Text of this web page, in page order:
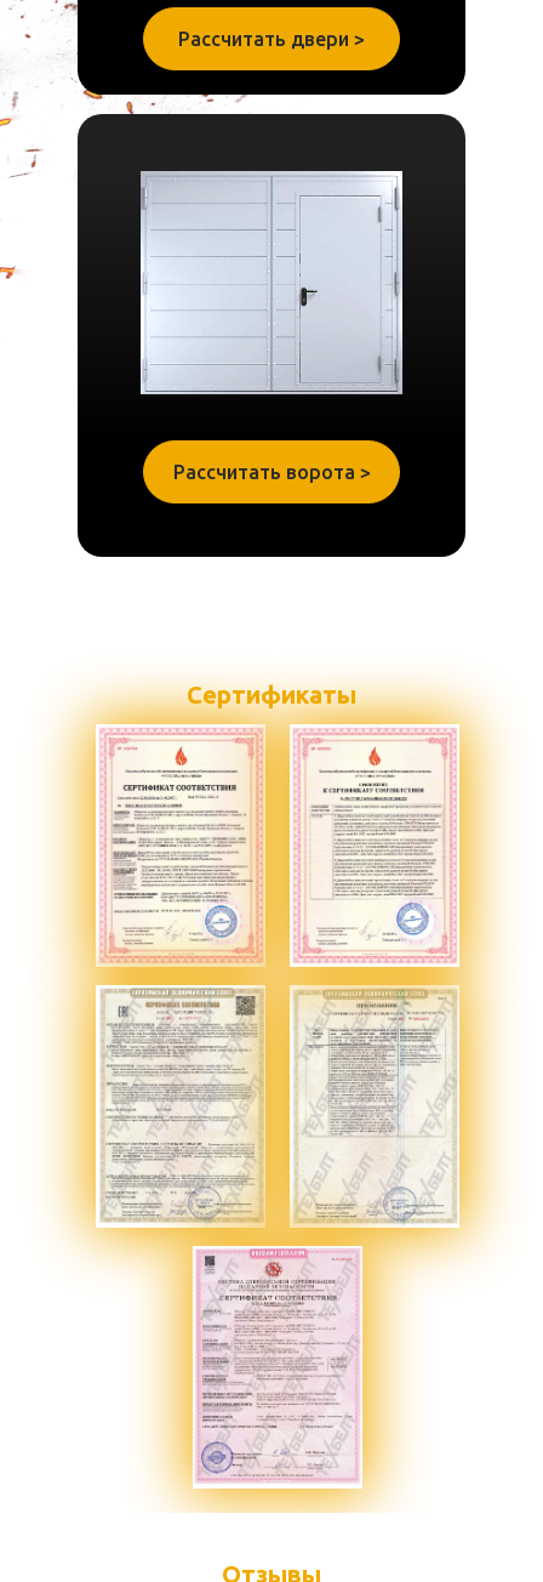
Рассчитать двери >
Рассчитать ворота >
Сертификаты
Отзывы